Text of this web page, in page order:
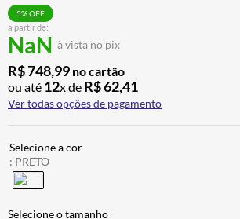
a partir de:
NaN à vista no pix
5% OFF
R$748,99 no cartão
ou até 12x de R$62,41
Ver todas opções de pagamento
: PRETO
9º
10º BOTAS